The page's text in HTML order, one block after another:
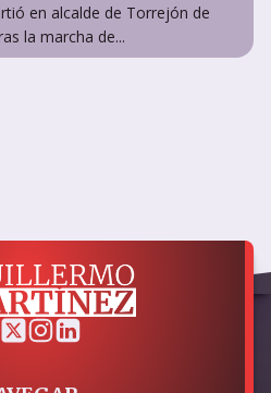
en alcalde de Torrejón de
la marcha de...